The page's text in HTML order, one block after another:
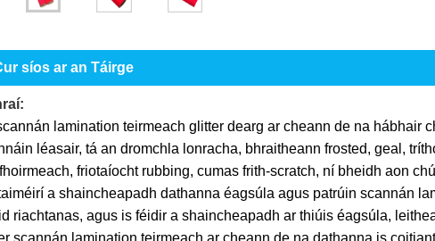
síos ar an Táirge
lamination teirmeach glitter dearg ar cheann de na hábhair
léasair, tá an dromchla lonracha, bhraitheann frosted, geal,
friotaíocht rubbing, cumas frith-scratch, ní bheidh aon
a shaincheapadh dathanna éagsúla agus patrúin scannán
riachtanas, agus is féidir a shaincheapadh ar thiúis éagsúla,
scannán lamination teirmeach ar cheann de na dathanna is